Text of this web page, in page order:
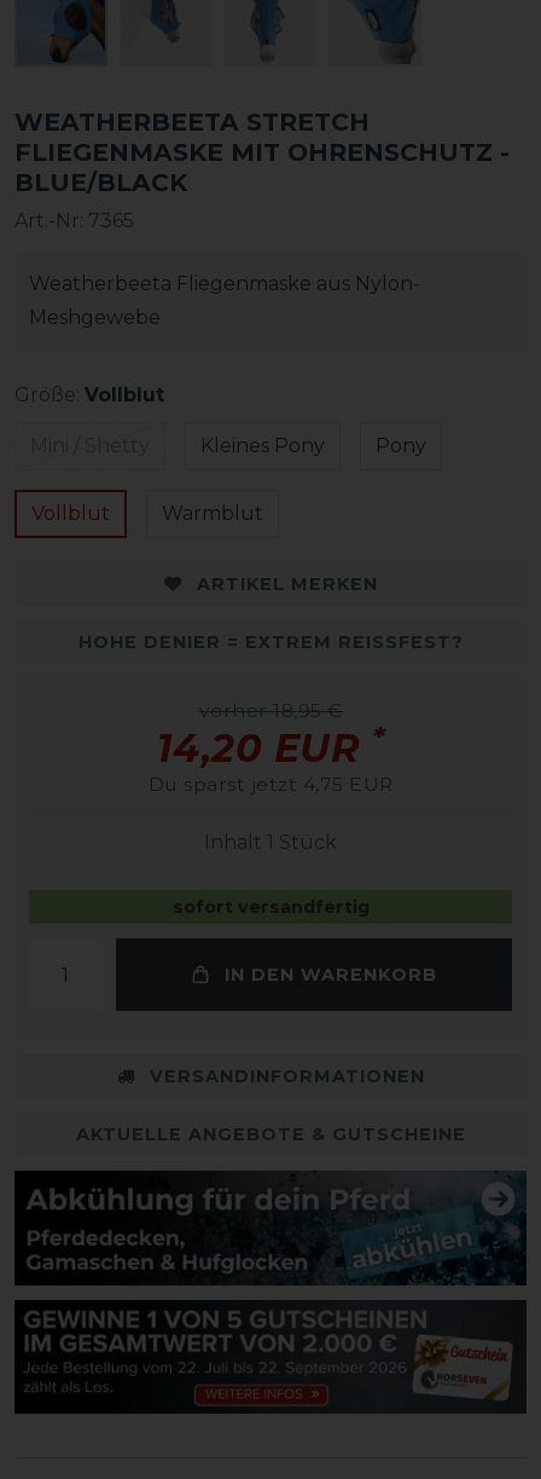
WEATHERBEETA STRETCH
FLIEGENMASKE MIT OHRENSCHUTZ -
BLUE/BLACK
Art.-Nr: 7365
Weatherbeeta Fliegenmaske aus Nylon-
Meshgewebe
Größe: Vollblut
Kleines Pony Pony
Vollblut Warmblut
ARTIKEL MERKEN
HOHE DENIER = EXTREM REISSFEST?
vorher 18,95 €
14,20 EUR *
Du sparst jetzt 4,75 EUR
Inhalt 1 Stück
sofort versandfertig
IN DEN WARENKORB
VERSANDINFORMATIONEN
AKTUELLE ANGEBOTE & GUTSCHEINE